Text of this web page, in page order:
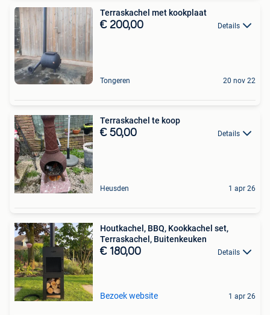
Terraskachel met kookplaat
€ 200,00 Details
Tongeren 20 nov 22
Terraskachel te koop
€ 50,00 Details
Heusden 1 apr 26
Houtkachel, BBQ, Kookkachel set,
Terraskachel, Buitenkeuken
€ 180,00 Details
Bezoek website 1 apr 26